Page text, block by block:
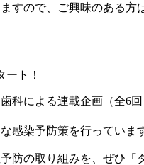
すので、ご興味のある方
ート！
科による連載企画（全6
感染予防策を行っていま
防の取り組みを、ぜひ「